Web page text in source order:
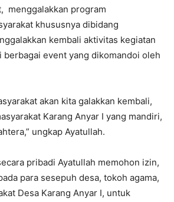
menggalakkan program
khususnya dibidang
kembali aktivitas kegiatan
berbagai event yang dikomandoi oleh
akan kita galakkan kembali,
Karang Anyar I yang mandiri,
ungkap Ayatullah.
pribadi Ayatullah memohon izin,
para sesepuh desa, tokoh agama,
Desa Karang Anyar I, untuk